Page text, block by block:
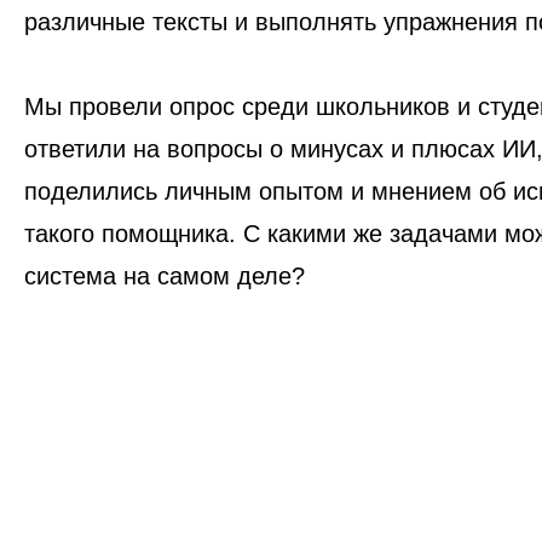
различные тексты и выполнять упражнения
Мы провели опрос среди школьников и
ответили на вопросы о минусах и плюсах
поделились личным опытом и мнением об
такого помощника. С какими же задачами
система на самом деле?